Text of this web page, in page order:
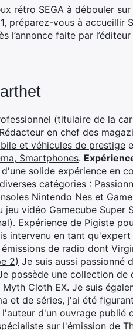
rétro SEGA à débouler
préparez-vous à accueillir
l’annonce faite par
(titulaire de la
en chef des
et véhicules de prestige
Smartphones.
solide expérience en
catégories :
Nintendo Nes et
jeu vidéo Gamecube Super
Expérience de Pigiste
intervenu en tant
de radio dont
2) Je suis aussi passionné
possède une collection
Cloth EX. Je suis
et de séries, j'ai été
d'un ouvrage publié
sur l'émission de